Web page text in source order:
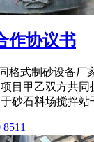
作协议书
格式制砂设备厂
目甲乙双方共同
砂石料场搅拌站